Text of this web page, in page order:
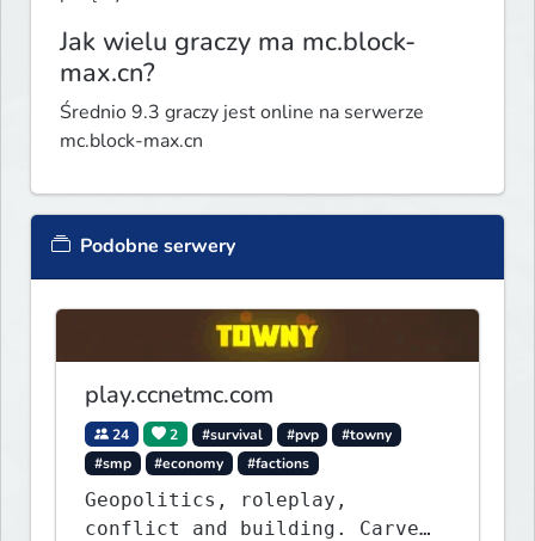
Jak wielu graczy ma mc.block-
max.cn?
Średnio 9.3 graczy jest online na serwerze
mc.block-max.cn
Podobne serwery
play.ccnetmc.com
24 2 #survival #pvp
#towny
#smp
#economy #factions
Geopolitics, roleplay,
conflict and building. Carve